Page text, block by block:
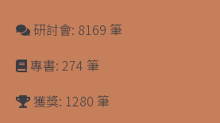
研討會: 8169 筆
專書: 274 筆
獲獎: 1280 筆